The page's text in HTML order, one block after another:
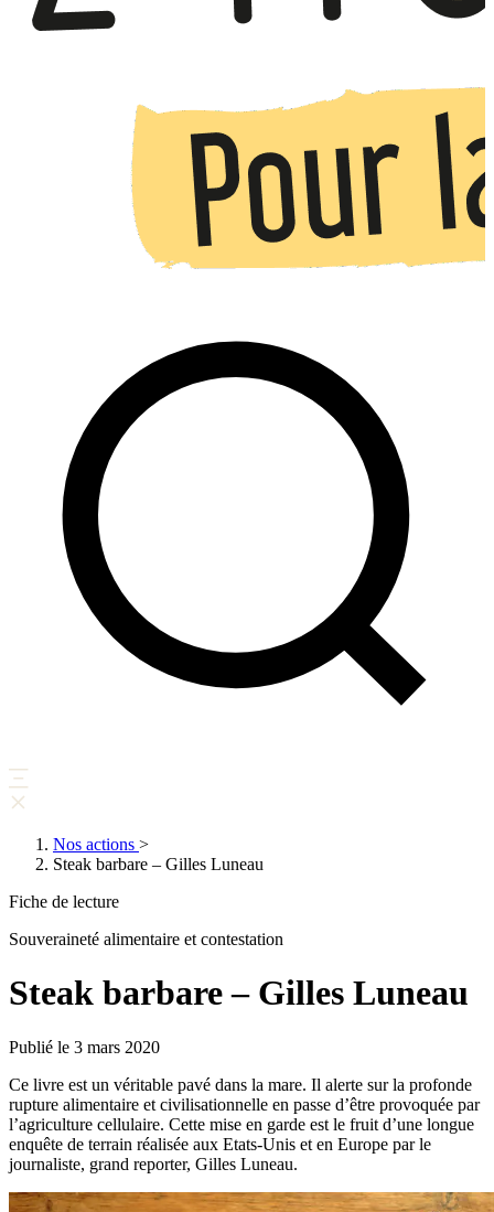
Nos actions >
Steak barbare – Gilles Luneau
Fiche de lecture
Souveraineté alimentaire et contestation
Steak barbare – Gilles Luneau
Publié le 3 mars 2020
Ce livre est un véritable pavé dans la mare. Il alerte sur la profonde
rupture alimentaire et civilisationnelle en passe d’être provoquée par
l’agriculture cellulaire. Cette mise en garde est le fruit d’une longue
enquête de terrain réalisée aux Etats-Unis et en Europe par le
journaliste, grand reporter, Gilles Luneau.